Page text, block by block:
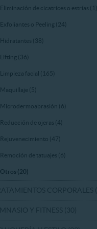
Eliminación de cicatrices o estrías (1)
Exfoliantes o Peeling (24)
Hidratantes (38)
Lifting (36)
Limpieza facial (165)
Maquillaje (5)
Microdermoabrasión (6)
Reducción de ojeras (4)
Rejuvenecimiento (47)
Remoción de tatuajes (6)
Otros (20)